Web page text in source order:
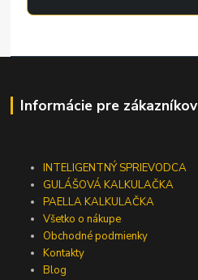
Informácie pre zákazníkov
INTELIGENTNÝ SPRIEVODCA
GULÁŠOVÁ KALKULAČKA
PAELLA KALKULAČKA
Všetko o nákupe
Obchodné podmienky
Kontakty
Blog